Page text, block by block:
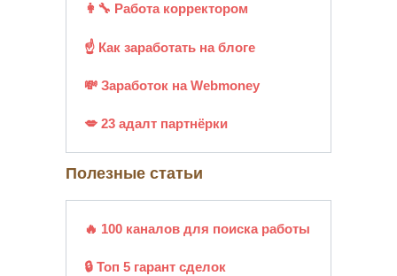
👩‍🔧 Работа корректором
☝ Как заработать на блоге
💸 Заработок на Webmoney
💋 23 адалт партнёрки
Полезные статьи
🔥 100 каналов для поиска работы
🔒 Топ 5 гарант сделок